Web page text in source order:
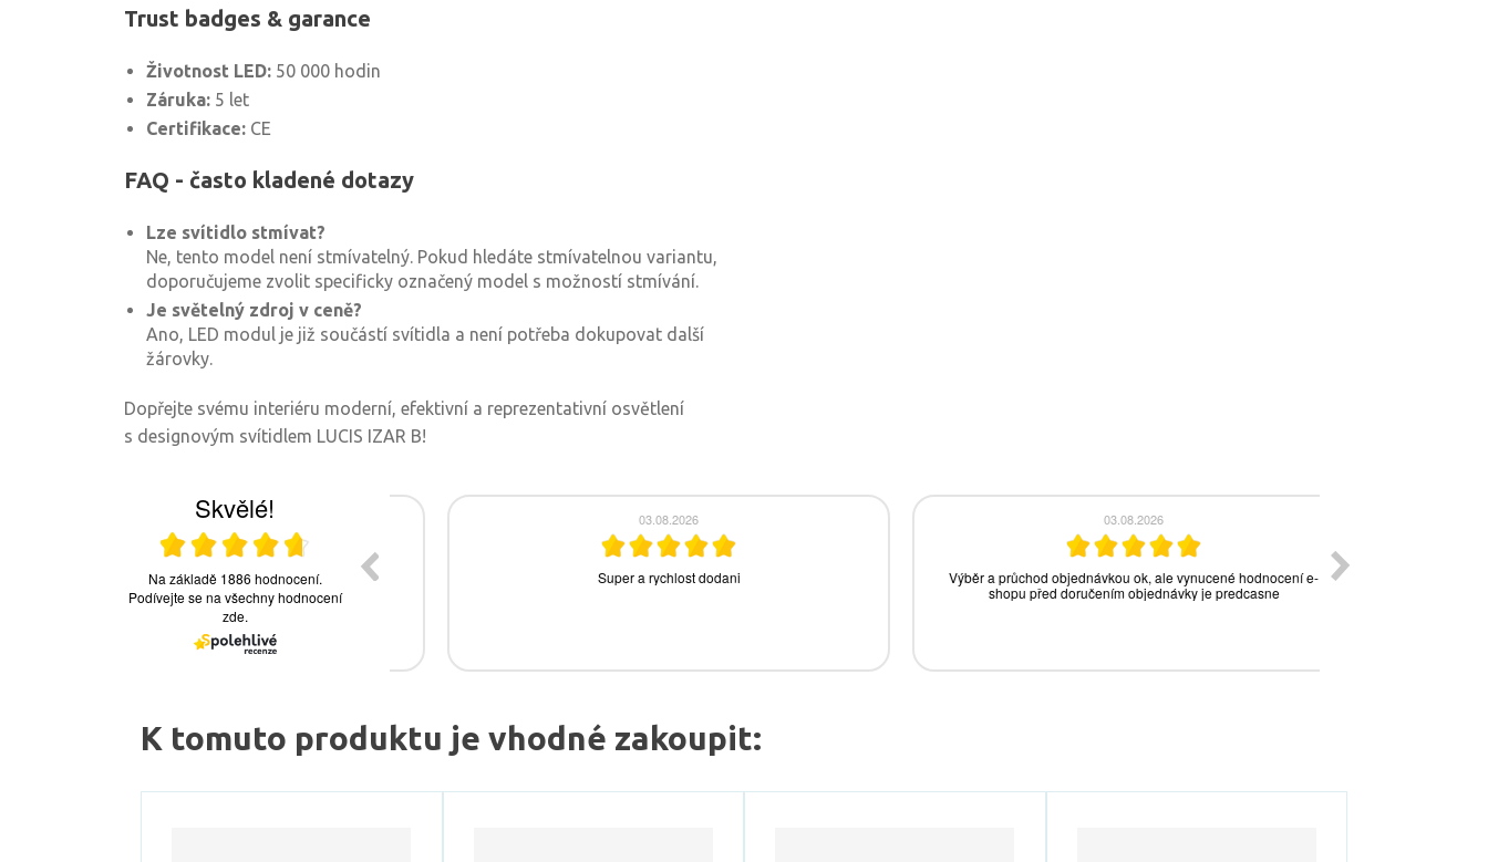
Trust badges & garance
Životnost LED: 50 000 hodin
Záruka: 5 let
Certifikace: CE
FAQ - často kladené dotazy
Lze svítidlo stmívat?
Ne, tento model není stmívatelný. Pokud hledáte stmívatelnou variantu,
doporučujeme zvolit specificky označený model s možností stmívání.
Je světelný zdroj v ceně?
Ano, LED modul je již součástí svítidla a není potřeba dokupovat další
žárovky.
Dopřejte svému interiéru moderní, efektivní a reprezentativní osvětlení
s designovým svítidlem LUCIS IZAR B!
K tomuto produktu je vhodné zakoupit: